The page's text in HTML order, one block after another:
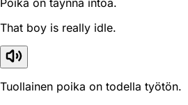
Poika on täynnä intoa.
That boy is really idle.
Tuollainen poika on todella työtön.